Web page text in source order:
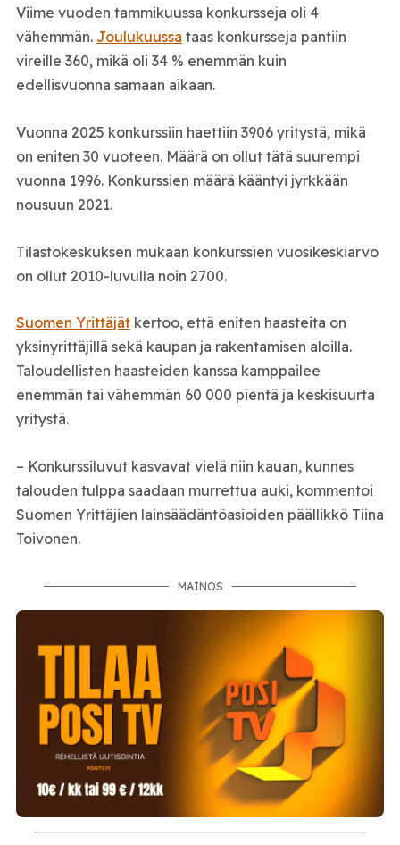
Viime vuoden tammikuussa konkursseja oli 4
vähemmän. Joulukuussa taas konkursseja pantiin
vireille 360, mikä oli 34 % enemmän kuin
edellisvuonna samaan aikaan.
Vuonna 2025 konkurssiin haettiin 3906 yritystä, mikä
on eniten 30 vuoteen. Määrä on ollut tätä suurempi
vuonna 1996. Konkurssien määrä kääntyi jyrkkään
nousuun 2021.
Tilastokeskuksen mukaan konkurssien vuosikeskiarvo
on ollut 2010-luvulla noin 2700.
Suomen Yrittäjätkertoo, että eniten haasteita on
yksinyrittäjillä sekä kaupan ja rakentamisen aloilla.
Taloudellisten haasteiden kanssa kamppailee
enemmän tai vähemmän 60 000 pientä ja keskisuurta
yritystä.
– Konkurssiluvut kasvavat vielä niin kauan, kunnes
talouden tulppa saadaan murrettua auki, kommentoi
Suomen Yrittäjien lainsäädäntöasioiden päällikkö Tiina
Toivonen.
MAINOS